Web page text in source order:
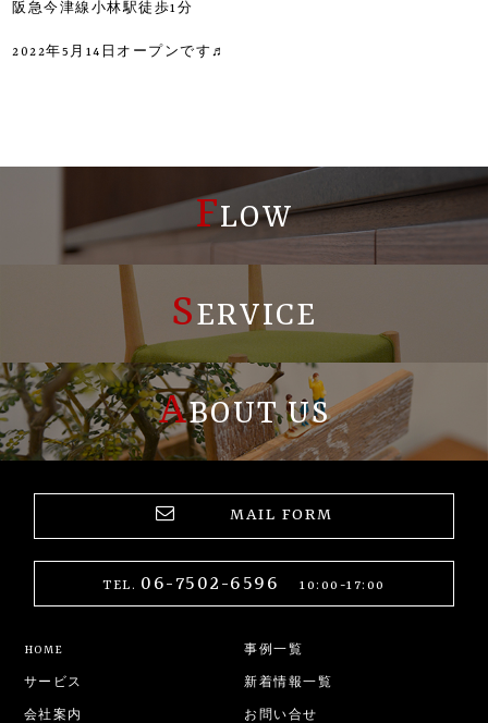
阪急今津線小林駅徒歩1分
2022年5月14日オープンです♬
FLOW
SERVICE
ABOUT US
MAIL FORM
TEL. 06-7502-6596 10:00-17:00
HOME
サービス
会社案内
事例一覧
新着情報一覧
お問い合せ